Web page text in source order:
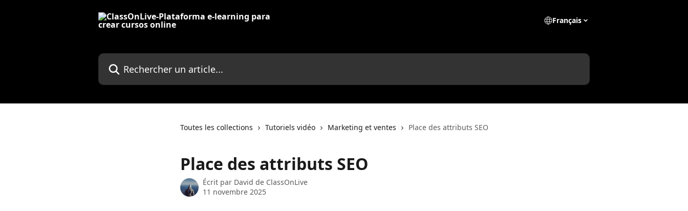
Français
Rechercher un article...
Toutes les collections Tutoriels vidéo Marketing et ventes Place des attributs SEO
Place des attributs SEO
Écrit par David de ClassOnLive
11 novembre 2025